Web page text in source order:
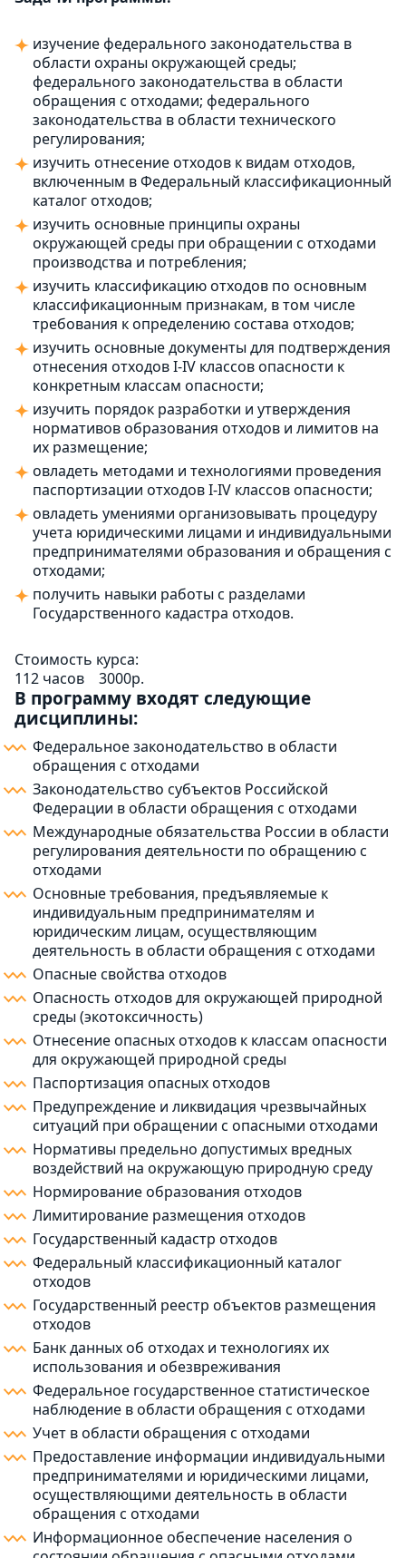
изучение федерального законодательства в
области охраны окружающей среды;
федерального законодательства в области
обращения с отходами; федерального
законодательства в области технического
регулирования;
изучить отнесение отходов к видам отходов,
включенным в Федеральный классификационный
каталог отходов;
изучить основные принципы охраны
окружающей среды при обращении с отходами
производства и потребления;
изучить классификацию отходов по основным
классификационным признакам, в том числе
требования к определению состава отходов;
изучить основные документы для подтверждения
отнесения отходов I-IV классов опасности к
конкретным классам опасности;
изучить порядок разработки и утверждения
нормативов образования отходов и лимитов на
их размещение;
овладеть методами и технологиями проведения
паспортизации отходов I-IV классов опасности;
овладеть умениями организовывать процедуру
учета юридическими лицами и индивидуальными
предпринимателями образования и обращения с
отходами;
получить навыки работы с разделами
Государственного кадастра отходов.
Стоимость курса:
112 часов
3000р.
В программу входят следующие
дисциплины:
Федеральное законодательство в области
обращения с отходами
Законодательство субъектов Российской
Федерации в области обращения с отходами
Международные обязательства России в области
регулирования деятельности по обращению с
отходами
Основные требования, предъявляемые к
индивидуальным предпринимателям и
юридическим лицам, осуществляющим
деятельность в области обращения с отходами
Опасные свойства отходов
Опасность отходов для окружающей природной
среды (экотоксичность)
Отнесение опасных отходов к классам опасности
для окружающей природной среды
Паспортизация опасных отходов
Предупреждение и ликвидация чрезвычайных
ситуаций при обращении с опасными отходами
Нормативы предельно допустимых вредных
воздействий на окружающую природную среду
Нормирование образования отходов
Лимитирование размещения отходов
Государственный кадастр отходов
Федеральный классификационный каталог
отходов
Государственный реестр объектов размещения
отходов
Банк данных об отходах и технологиях их
использования и обезвреживания
Федеральное государственное статистическое
наблюдение в области обращения с отходами
Учет в области обращения с отходами
Предоставление информации индивидуальными
предпринимателями и юридическими лицами,
осуществляющими деятельность в области
обращения с отходами
Информационное обеспечение населения о